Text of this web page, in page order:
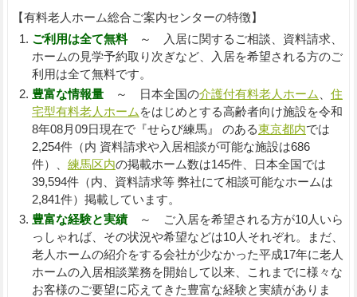
【有料老人ホーム総合ご案内センターの特徴】
ご利用は全て無料～ 入居に関するご相談、資料請求、
ホームの見学予約取り次ぎなど、入居を希望される方のご
利用は全て無料です。
豊富な情報量～ 日本全国の介護付有料老人ホーム
住
宅型有料老人ホーム をはじめとする高齢者向け施設を令和
8年08月09日現在で『せらび練馬』 のある東京都内では
2,254件（内 資料請求や入居相談が可能な施設は686
件）、 練馬区内の掲載ホーム数は145件、日本全国では
39,594件（内、資料請求等 弊社にて相談可能なホームは
2,841件）掲載しています。
豊富な経験と実績～ ご入居を希望される方が10人いら
っしゃれば、その状況や希望などは10人それぞれ。まだ、
老人ホームの紹介をする会社が少なかった平成17年に老人
ホームの入居相談業務を開始して以来、これまでに様々な
お客様のご要望に応えてきた豊富な経験と実績がありま